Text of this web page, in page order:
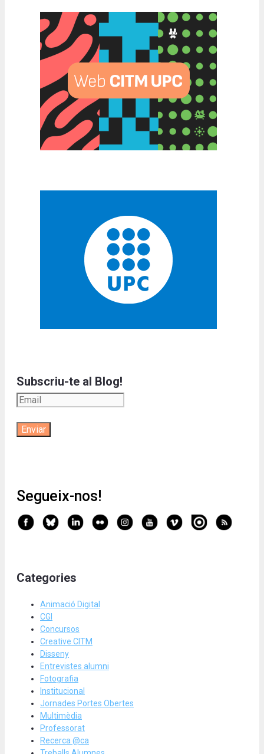
Subscriu-te al Blog!
Segueix-nos!
Categories
Animació Digital
CGI
Concursos
Creative CITM
Disseny
Entrevistes alumni
Fotografia
Institucional
Jornades Portes Obertes
Multimèdia
Professorat
Recerca @ca